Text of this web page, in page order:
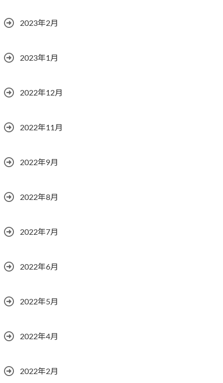
2023年2月
2023年1月
2022年12月
2022年11月
2022年9月
2022年8月
2022年7月
2022年6月
2022年5月
2022年4月
2022年2月